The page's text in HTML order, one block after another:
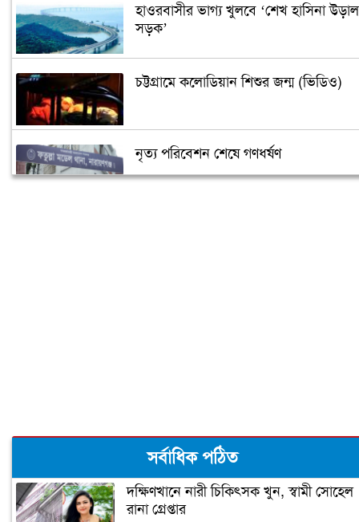
হাওরবাসীর ভাগ্য খুলবে ‘শেখ হাসিনা উড়াল
সড়ক’
চট্টগ্রামে কলোডিয়ান শিশুর জন্ম (ভিডিও)
নৃত্য পরিবেশন শেষে গণধর্ষণ
ঝালকাঠিতে পিলার চোরাচালান চক্রের ৮
সদস্য আটক
নারায়ণগঞ্জে গুদাম পরিষ্কার করতে গিয়ে ২
সর্বাধিক পঠিত
দক্ষিণখানে নারী চিকিৎসক খুন, স্বামী সোহেল
রানা গ্রেপ্তার